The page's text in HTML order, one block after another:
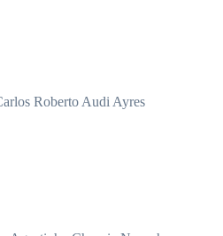
Roberto Audi Ayres